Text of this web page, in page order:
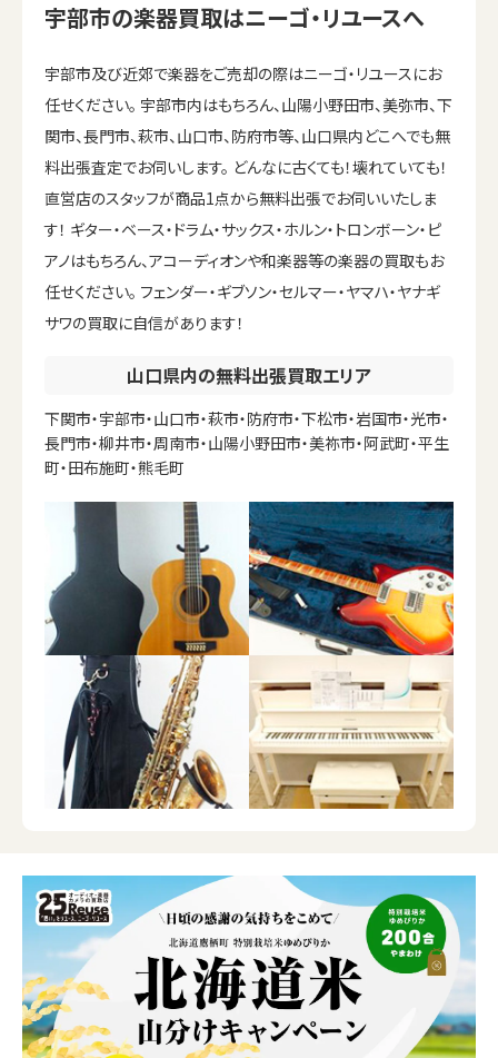
宇部市の楽器買取はニーゴ・リユースへ
宇部市及び近郊で楽器をご売却の際はニーゴ・リユースにお
任せください。 宇部市内はもちろん、山陽小野田市、美弥市、下
関市、長門市、萩市、山口市、防府市等、山口県内どこへでも無
料出張査定でお伺いします。 どんなに古くても！壊れていても！
直営店のスタッフが商品1点から無料出張でお伺いいたしま
す！ ギター・ベース・ドラム・サックス・ホルン・トロンボーン・ピ
アノはもちろん、アコーディオンや和楽器等の楽器の買取もお
任せください。 フェンダー・ギブソン・セルマー・ヤマハ・ヤナギ
サワの買取に自信があります！
山口県内の無料出張買取エリア
下関市・宇部市・山口市・萩市・防府市・下松市・岩国市・光市・
長門市・柳井市・周南市・山陽小野田市・美祢市・阿武町・平生
町・田布施町・熊毛町